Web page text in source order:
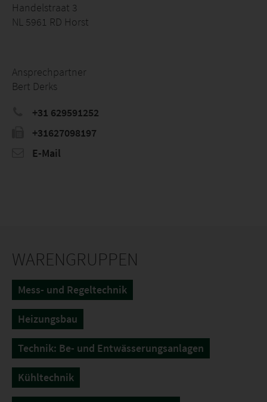
Handelstraat 3
NL 5961 RD Horst
Ansprechpartner
Bert Derks
+31 629591252
+31627098197
E-Mail
WARENGRUPPEN
Mess- und Regeltechnik
Heizungsbau
Technik: Be- und Entwässerungsanlagen
Kühltechnik